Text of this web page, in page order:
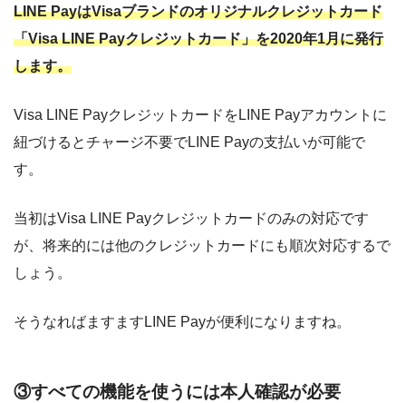
LINE PayはVisaブランドのオリジナルクレジットカード
「Visa LINE Payクレジットカード」を2020年1月に発行
します。
Visa LINE PayクレジットカードをLINE Payアカウントに
紐づけるとチャージ不要でLINE Payの支払いが可能で
す。
当初はVisa LINE Payクレジットカードのみの対応です
が、将来的には他のクレジットカードにも順次対応するで
しょう。
そうなればますますLINE Payが便利になりますね。
③すべての機能を使うには本人確認が必要